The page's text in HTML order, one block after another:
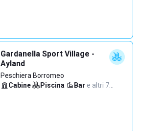
Gardanella Sport Village -
Ayland
Peschiera Borromeo
Cabine· Piscina· Bar·e altri 7…